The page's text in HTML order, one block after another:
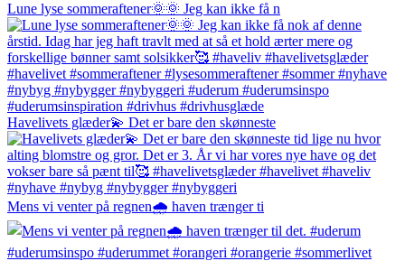
Lune lyse sommeraftener🌞🌞 Jeg kan ikke få n
Havelivets glæder💫 Det er bare den skønneste
Mens vi venter på regnen🌧️ haven trænger ti